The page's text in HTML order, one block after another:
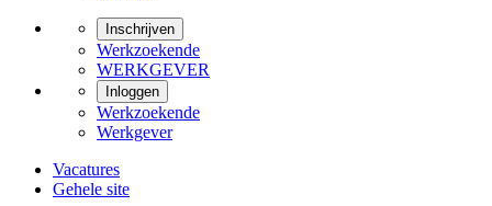
Inschrijven
Werkzoekende
WERKGEVER
Inloggen
Werkzoekende
Werkgever
Vacatures
Gehele site